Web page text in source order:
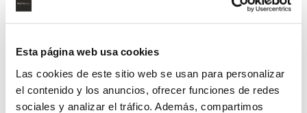
Esta página web usa cookies
Las cookies de este sitio web se usan para personalizar
el contenido y los anuncios, ofrecer funciones de redes
sociales y analizar el tráfico. Además, compartimos